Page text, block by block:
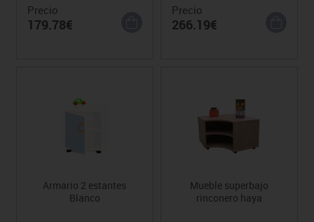
Precio
179.78€
Precio
266.19€
Armario 2 estantes
Blanco
Mueble superbajo
rinconero haya